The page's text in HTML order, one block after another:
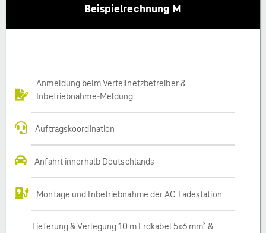
Beispielrechnung M
Anmeldung beim Verteilnetzbetreiber &
Inbetriebnahme-Meldung
Auftragskoordination
Anfahrt innerhalb Deutschlands
Montage und Inbetriebnahme der AC Ladestation
Lieferung & Verlegung 10 m Erdkabel 5x6 mm² &